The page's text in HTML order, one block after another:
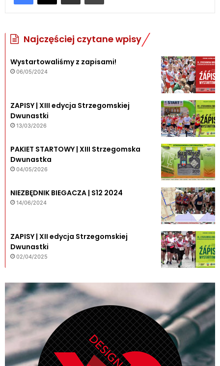
Najczęściej czytane wpisy
Wystartowaliśmy z zapisami!
06/05/2024
ZAPISY | XIII edycja Strzegomskiej
Dwunastki
13/03/2026
PAKIET STARTOWY | XIII Strzegomska
Dwunastka
04/05/2026
NIEZBĘDNIK BIEGACZA | S12 2024
14/06/2024
ZAPISY | XII edycja Strzegomskiej
Dwunastki
02/04/2025